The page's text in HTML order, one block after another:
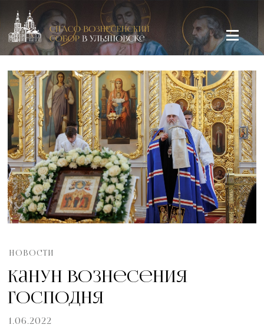
Спасо-Вознесенский кафедральный собор в Ульяновске
НОВОСТИ
Канун Вознесения
Господня
1.06.2022